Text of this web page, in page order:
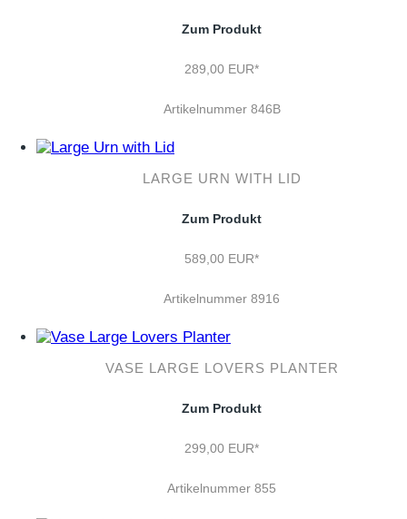
Zum Produkt
289,00 EUR*
Artikelnummer 846B
LARGE URN WITH LID
Zum Produkt
589,00 EUR*
Artikelnummer 8916
VASE LARGE LOVERS PLANTER
Zum Produkt
299,00 EUR*
Artikelnummer 855